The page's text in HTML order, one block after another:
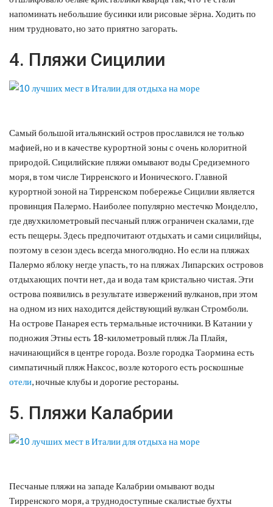
напоминать небольшие бусинки или рисовые зёрна. Ходить по
ним трудновато, но зато приятно загорать.
4. Пляжи Сицилии
Самый большой итальянский остров прославился не только
мафией, но и в качестве курортной зоны с очень колоритной
природой. Сицилийские пляжи омывают воды Средиземного
моря, в том числе Тирренского и Ионического. Главной
курортной зоной на Тирренском побережье Сицилии является
провинция Палермо. Наиболее популярно местечко Монделло,
где двухкилометровый песчаный пляж ограничен скалами, где
есть пещеры. Здесь предпочитают отдыхать и сами сицилийцы,
поэтому в сезон здесь всегда многолюдно. Но если на пляжах
Палермо яблоку негде упасть, то на пляжах Липарских островов
отдыхающих почти нет, да и вода там кристально чистая. Эти
острова появились в результате извержений вулканов, при этом
на одном из них находится действующий вулкан Стромболи.
На острове Панарея есть термальные источники. В Катании у
подножия Этны есть 18-километровый пляж Ла Плайя,
начинающийся в центре города. Возле городка Таормина есть
симпатичный пляж Наксос, возле которого есть роскошные
отели, ночные клубы и дорогие рестораны.
5. Пляжи Калабрии
Песчаные пляжи на западе Калабрии омывают воды
Тирренского моря, а труднодоступные скалистые бухты